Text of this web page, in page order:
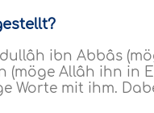
ibn Abbâs
(möge Allâh ihn in
Worte mit ihm.